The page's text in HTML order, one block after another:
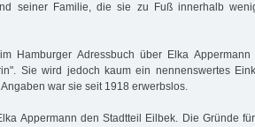
seiner Familie, die sie zu Fuß innerhalb
Hamburger Adressbuch über Elka
Sie wird jedoch kaum ein nennenswertes
war sie seit 1918 erwerbslos.
Appermann den Stadtteil Eilbek. Die Gründe